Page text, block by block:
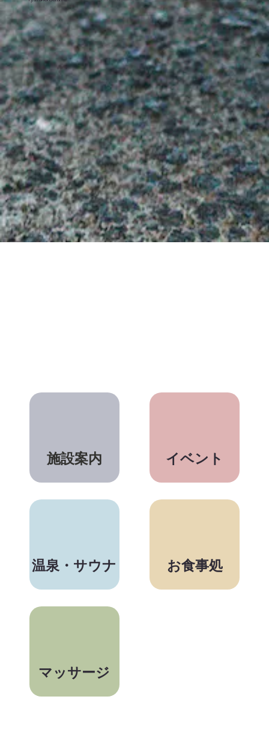
イベント
施設案内
温泉・サウナ お食事処
マッサージ